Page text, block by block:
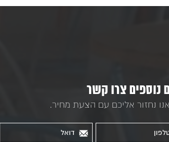
נוספים צרו קשר
נחזור אליכם עם הצעת מחיר.